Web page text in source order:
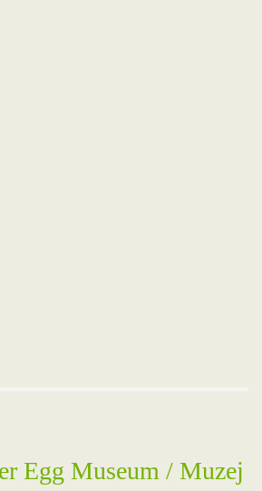
Egg Museum / Muzej